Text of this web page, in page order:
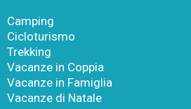
Camping
Cicloturismo
Trekking
Vacanze in Coppia
Vacanze in Famiglia
Vacanze di Natale